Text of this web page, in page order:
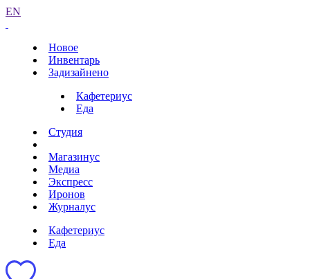
EN
Новое
Инвентарь
Задизайнено
Кафетериус
Еда
Студия
Магазинус
Медиа
Экспресс
Иронов
Журналус
Кафетериус
Еда